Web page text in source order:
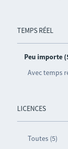
TEMPS RÉEL
Peu importe
Avec temps
LICENCES
Toutes (5)